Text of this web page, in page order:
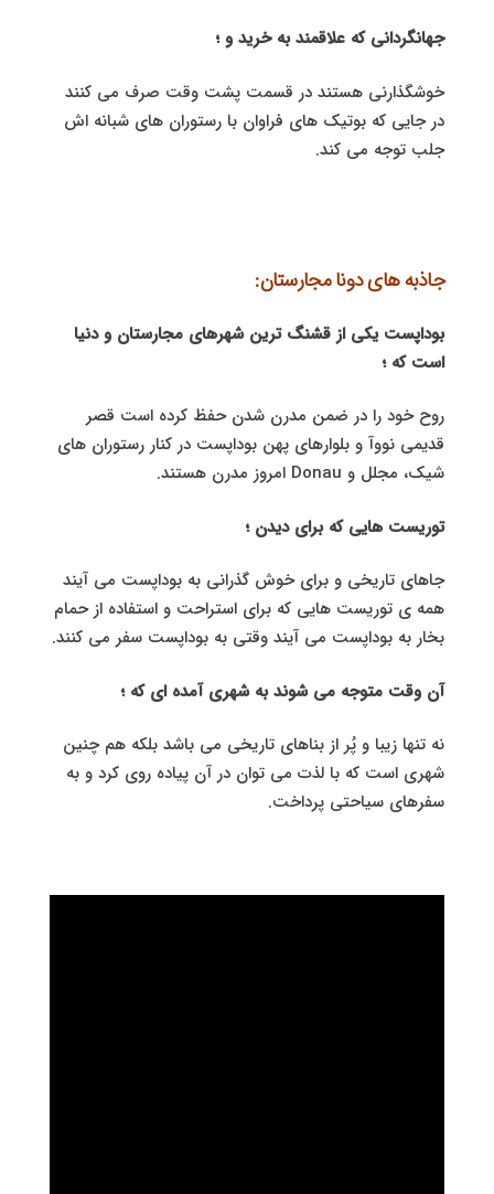
جهانگردانی که علاقمند به خرید و ؛
خوشگذارنی هستند در قسمت پشت وقت صرف می کنند
در جایی که بوتیک های فراوان با رستوران های شبانه اش
جلب توجه می کند.
جاذبه های دونا مجارستان:
بوداپست یکی از قشنگ ترین شهرهای مجارستان و دنیا
است که ؛
روح خود را در ضمن مدرن شدن حفظ کرده است قصر
قدیمی نووآ و بلوارهای پهن بوداپست در کنار رستوران های
شیک، مجلل و Donau امروز مدرن هستند.
توریست هایی که برای دیدن ؛
جاهای تاریخی و برای خوش گذرانی به بوداپست می آیند
همه ی توریست هایی که برای استراحت و استفاده از حمام
بخار به بوداپست می آیند وقتی به بوداپست سفر می کنند.
آن وقت متوجه می شوند به شهری آمده ای که ؛
نه تنها زیبا و پُر از بناهای تاریخی می باشد بلکه هم چنین
شهری است که با لذت می توان در آن پیاده روی کرد و به
سفرهای سیاحتی پرداخت.